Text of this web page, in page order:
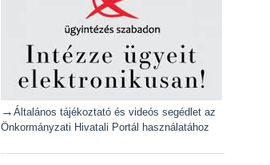
→ Általános tájékoztató és videós segédlet az
Önkormányzati Hivatali Portál használatához